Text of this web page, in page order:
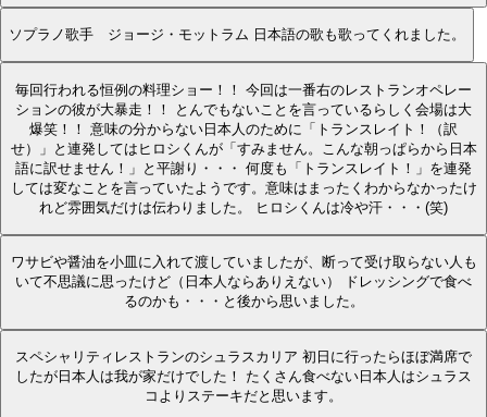
ソプラノ歌手 ジョージ・モットラム 日本語の歌も歌ってくれました。
毎回行われる恒例の料理ショー！！ 今回は一番右のレストランオペレー
ションの彼が大暴走！！ とんでもないことを言っているらしく会場は大
爆笑！！ 意味の分からない日本人のために「トランスレイト！（訳
せ）」と連発してはヒロシくんが「すみません。こんな朝っぱらから日本
語に訳せません！」と平謝り・・・ 何度も「トランスレイト！」を連発
しては変なことを言っていたようです。意味はまったくわからなかったけ
れど雰囲気だけは伝わりました。 ヒロシくんは冷や汗・・・(笑)
ワサビや醤油を小皿に入れて渡していましたが、断って受け取らない人も
いて不思議に思ったけど（日本人ならありえない） ドレッシングで食べ
るのかも・・・と後から思いました。
スペシャリティレストランのシュラスカリア 初日に行ったらほぼ満席で
したが日本人は我が家だけでした！ たくさん食べない日本人はシュラス
コよりステーキだと思います。